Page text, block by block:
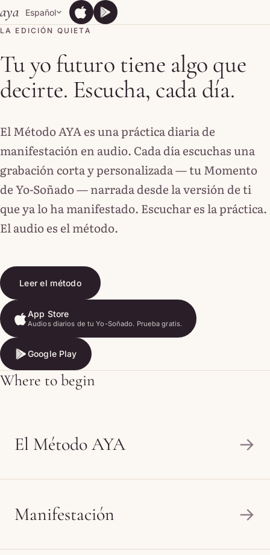
Skip to content
aya Español App Store
App StoreGoogle Play
Google Play
LA EDICIÓN QUIETA
Tu yo futuro tiene algo que
decirte. Escucha, cada día.
El Método AYA es una práctica diaria de
manifestación en audio. Cada día escuchas una
grabación corta y personalizada — tu Momento
de Yo-Soñado — narrada desde la versión de ti
que ya lo ha manifestado. Escuchar es la práctica.
El audio es el método.
Leer el método
App Store
Audios diarios de tu Yo-Soñado. Prueba gratis.
App Store
Google Play
Google Play
Where to begin
El Método AYA →
Manifestación →